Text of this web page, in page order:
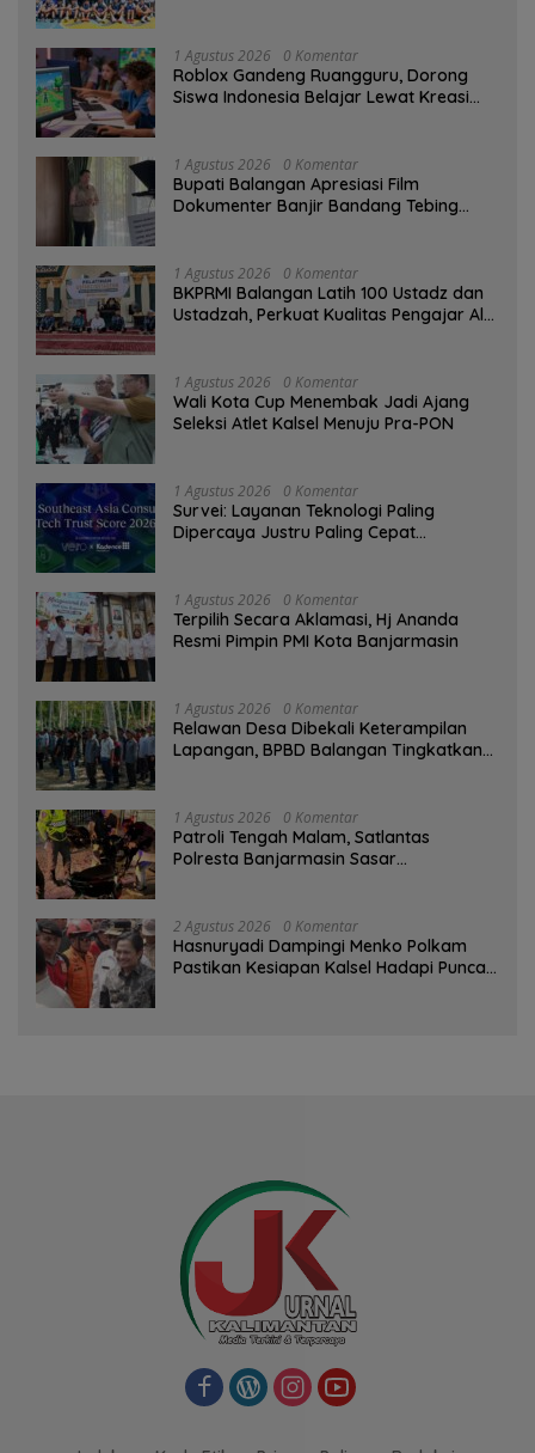
1 Agustus 2026 0 Komentar
Roblox Gandeng Ruangguru, Dorong
Siswa Indonesia Belajar Lewat Kreasi
1 Agustus 2026 0 Komentar
Bupati Balangan Apresiasi Film
Dokumenter Banjir Bandang Tebing
1 Agustus 2026 0 Komentar
BKPRMI Balangan Latih 100 Ustadz dan
Ustadzah, Perkuat Kualitas Pengajar Al-
1 Agustus 2026 0 Komentar
Wali Kota Cup Menembak Jadi Ajang
Seleksi Atlet Kalsel Menuju Pra-PON
1 Agustus 2026 0 Komentar
Survei: Layanan Teknologi Paling
Dipercaya Justru Paling Cepat
1 Agustus 2026 0 Komentar
‎Terpilih Secara Aklamasi, Hj Ananda
Resmi Pimpin PMI Kota Banjarmasin
1 Agustus 2026 0 Komentar
Relawan Desa Dibekali Keterampilan
Lapangan, BPBD Balangan Tingkatkan
1 Agustus 2026 0 Komentar
Patroli Tengah Malam, Satlantas
Polresta Banjarmasin Sasar
2 Agustus 2026 0 Komentar
Hasnuryadi Dampingi Menko Polkam
Pastikan Kesiapan Kalsel Hadapi Puncak